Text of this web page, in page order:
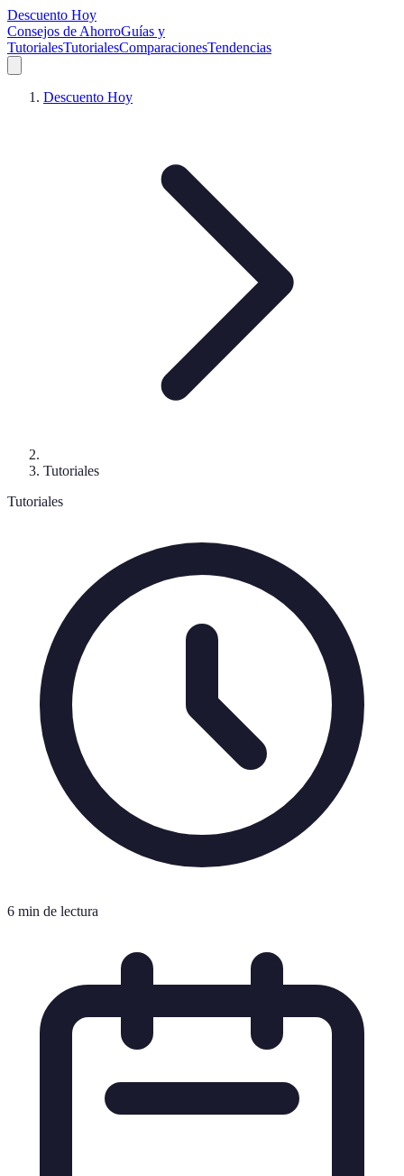
Descuento Hoy
Consejos de AhorroGuías y
TutorialesTutorialesComparacionesTendencias
Descuento Hoy
Tutoriales
Tutoriales
6 min de lectura